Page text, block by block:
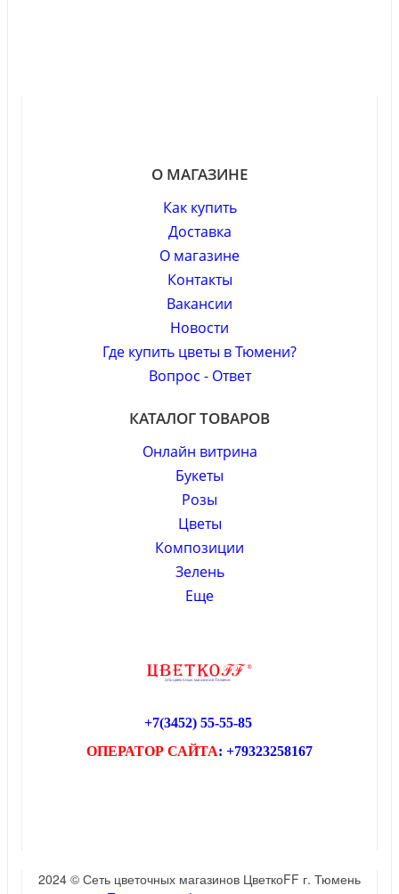
О МАГАЗИНЕ
Как купить
Доставка
О магазине
Контакты
Вакансии
Новости
Где купить цветы в Тюмени?
Вопрос - Ответ
КАТАЛОГ ТОВАРОВ
Онлайн витрина
Букеты
Розы
Цветы
Композиции
Зелень
Еще
+7(3452) 55-55-85
ОПЕРАТОР САЙТА: +79323258167
2024 © Сеть цветочных магазинов ЦветкоFF г. Тюмень